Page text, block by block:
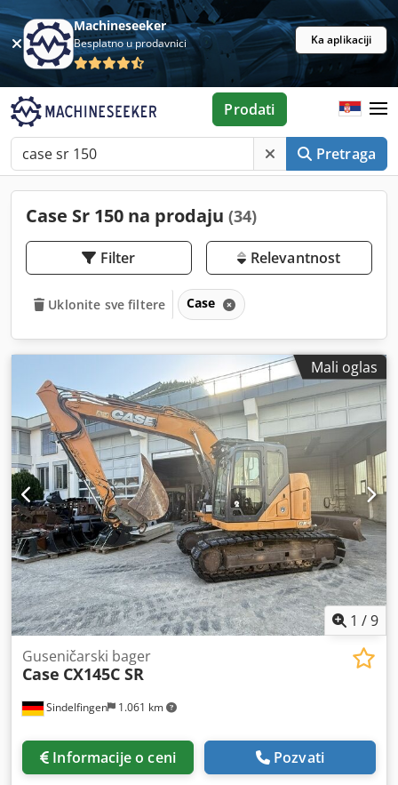
Machineseeker
Besplatno u prodavnici Ka aplikaciji
Pretraga
Prodati
Case Sr 150 na prodaju (34)
Filter Relevantnost
Uklonite sve filtere Case
Mali oglas
1 /9
Sindelfingen 1.061 km
Guseničarski bager
Case CX145C SR
Informacije o ceni Pozvati